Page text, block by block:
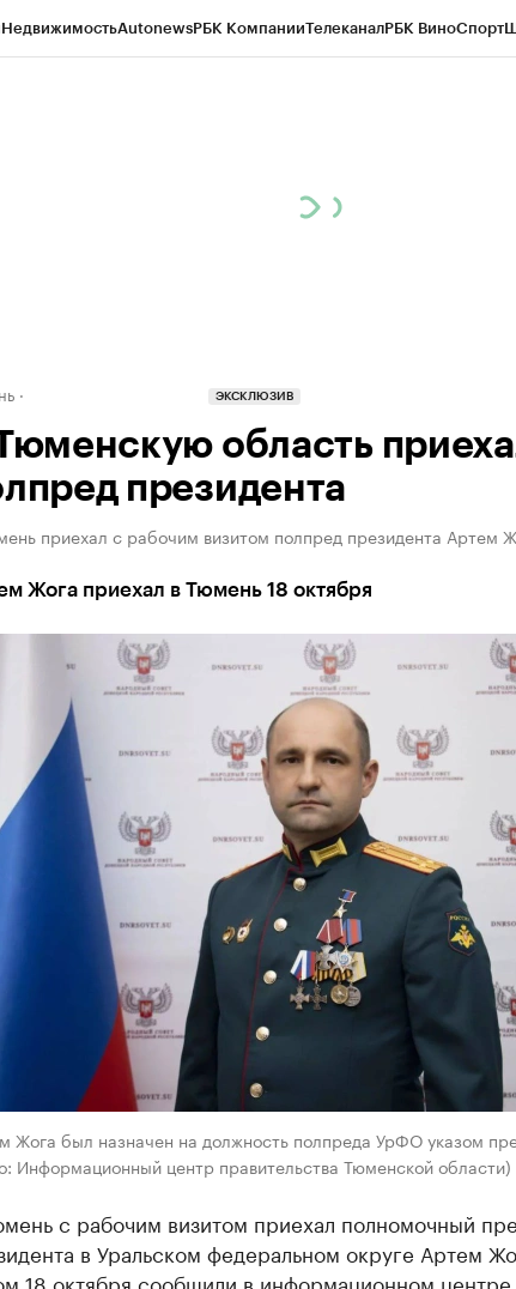
НедвижимостьAutonewsРБК КомпанииТелеканалРБК ВиноСпорт
ЭКСКЛЮЗИВ
область
президента
приехал с рабочим визитом полпред президента Артем
Жога приехал в Тюмень 18 октября
Жога был назначен на должность полпреда УрФО указом
Информационный центр правительства Тюменской области)
с рабочим визитом приехал полномочный
в Уральском федеральном округе Артем
18 октября сообщили в информационном центре